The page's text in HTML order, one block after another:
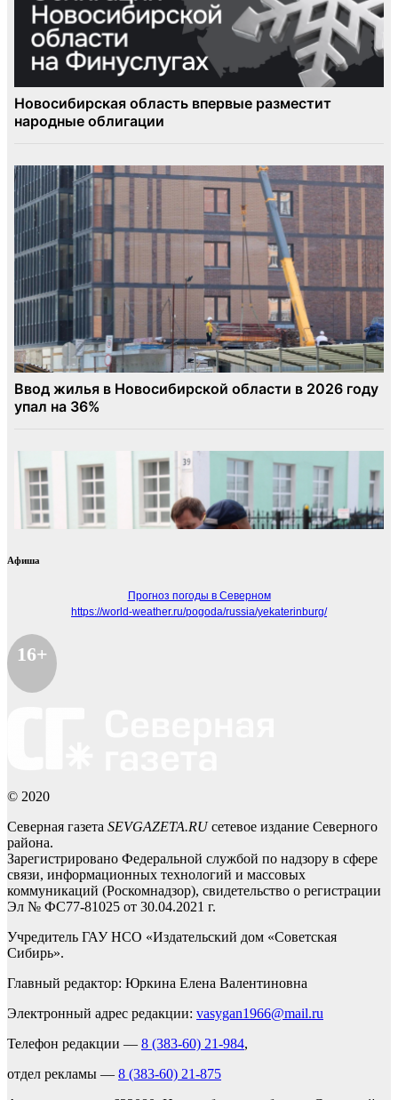
Афиша
Прогноз погоды в Северном
https://world-weather.ru/pogoda/russia/yekaterinburg/
16+
© 2020
Северная газета SEVGAZETA.RUсетевое издание Северного
района.
Зарегистрировано Федеральной службой по надзору в сфере
связи, информационных технологий и массовых
коммуникаций (Роскомнадзор), свидетельство о регистрации
Эл № ФС77-81025 от 30.04.2021 г.
Учредитель ГАУ НСО «Издательский дом «Советская
Сибирь».
Главный редактор: Юркина Елена Валентиновна
Электронный адрес редакции: vasygan1966@mail.ru
Телефон редакции — 8 (383-60) 21-984,
отдел рекламы — 8 (383-60) 21-875